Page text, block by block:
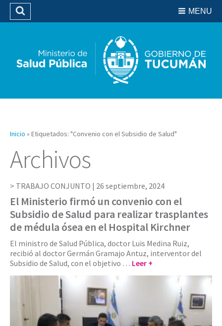
Biblioteca
MENU
Buscar
Inicio » Etiquetados: "Convenio con el Subsidio de Salud"
Archivos
TRABAJO CONJUNTO | 26 septiembre, 2024
El Ministerio firmó un convenio con el
Subsidio de Salud para realizar trasplantes
de médula ósea en el Hospital Kirchner
El ministro de Salud Pública, doctor Luis Medina Ruiz,
recibió al doctor Germán Gramajo Antuz, interventor del
Subsidio de Salud, con el objetivo … Leer +